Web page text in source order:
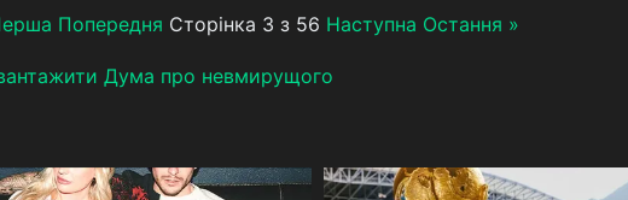
Попередня Сторінка 3 з 56 Наступна Остання »
Дума про невмирущого